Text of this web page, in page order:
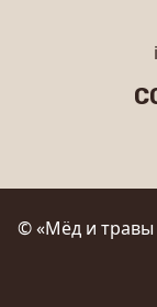
© «Мёд и травы